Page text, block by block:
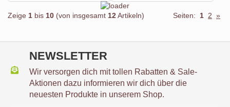
Zeige 1 bis 10 (von insgesamt 12Artikeln) Seiten: 1 2 »
NEWSLETTER
Wir versorgen dich mit tollen Rabatten & Sale-
Aktionen dazu informieren wir dich über die
neuesten Produkte in unserem Shop.